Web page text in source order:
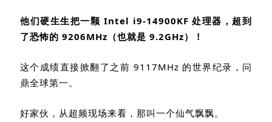
他们硬生生把一颗 Intel i9-14900KF处理器，超到
了恐怖的 9206MHz （也就是 9.2GHz）！
这个成绩直接掀翻了之前 9117MHz 的世界纪录，问
鼎全球第一。
好家伙，从超频现场来看，那叫一个仙气飘飘。